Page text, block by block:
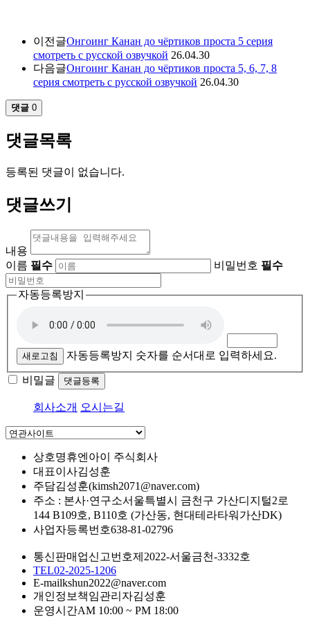
이전글Онгоинг Канан до чёртиков проста 5 серия
смотреть с русской озвучкой 26.04.30
다음글Онгоинг Канан до чёртиков проста 5, 6, 7, 8
серия смотреть с русской озвучкой 26.04.30
댓글 0
댓글목록
등록된 댓글이 없습니다.
댓글쓰기
내용
이름 필수 비밀번호 필수
자동등록방지
새로고침 자동등록방지 숫자를 순서대로 입력하세요.
비밀글 댓글등록
회사소개 오시는길
상호명휴엔아이 주식회사
대표이사김성훈
주담김성훈(kimsh2071@naver.com)
주소 : 본사·연구소서울특별시 금천구 가산디지털2로
144 B109호, B110호 (가산동, 현대테라타워가산DK)
사업자등록번호638-81-02796
통신판매업신고번호제2022-서울금천-3332호
TEL02-2025-1206
E-mailkshun2022@naver.com
개인정보책임관리자김성훈
운영시간AM 10:00 ~ PM 18:00